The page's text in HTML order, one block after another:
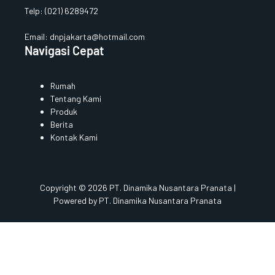
Telp: (021) 6289472
Email: dnpjakarta@hotmail.com
Navigasi Cepat
Rumah
Tentang Kami
Produk
Berita
Kontak Kami
Copyright © 2026 PT. Dinamika Nusantara Pranata |
Powered by PT. Dinamika Nusantara Pranata